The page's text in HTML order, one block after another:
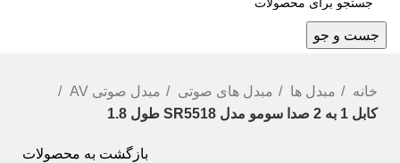
جست و جو
خانه مبدل ها مبدل های صوتی
مبدل صوتی AV
کابل 1 به 2 صدا سومو مدل SR5518 طول 1.8
بازگشت به محصولات